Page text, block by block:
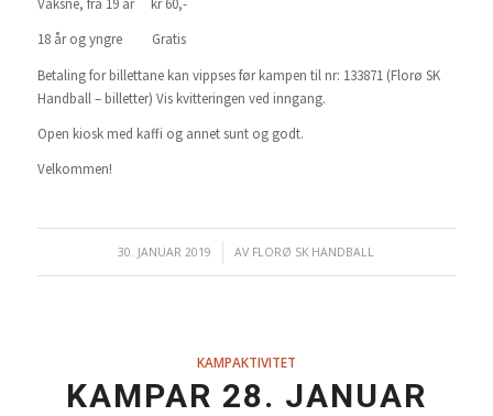
Vaksne, frå 19 år kr 60,-
18 år og yngre Gratis
Betaling for billettane kan vippses før kampen til nr: 133871 (Florø SK
Handball – billetter) Vis kvitteringen ved inngang.
Open kiosk med kaffi og annet sunt og godt.
Velkommen!
30. JANUAR 2019
/ AV FLORØ SK HANDBALL
KAMPAKTIVITET
KAMPAR 28. JANUAR